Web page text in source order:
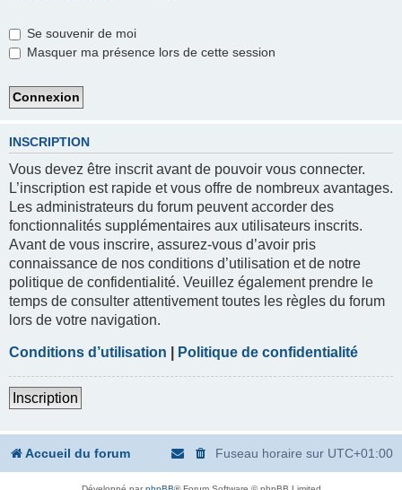
Se souvenir de moi
Masquer ma présence lors de cette session
INSCRIPTION
Vous devez être inscrit avant de pouvoir vous connecter.
L’inscription est rapide et vous offre de nombreux avantages.
Les administrateurs du forum peuvent accorder des
fonctionnalités supplémentaires aux utilisateurs inscrits.
Avant de vous inscrire, assurez-vous d’avoir pris
connaissance de nos conditions d’utilisation et de notre
politique de confidentialité. Veuillez également prendre le
temps de consulter attentivement toutes les règles du forum
lors de votre navigation.
Conditions d’utilisation Politique de confidentialité
Inscription
Accueil du forum Fuseau horaire sur UTC+01:00